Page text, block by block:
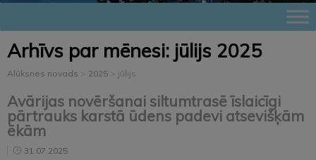
Arhīvs par mēnesi: jūlijs 2025
Alūksnes novads > 2025 > jūlijs
Avārijas novēršanai siltumtrasē īslaicīgi
pārtrauks karstā ūdens padevi atsevišķām
ēkām
31.07.2025